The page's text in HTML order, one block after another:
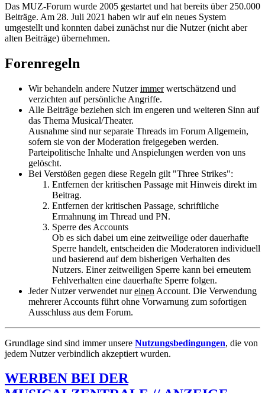
Das MUZ-Forum wurde 2005 gestartet und hat bereits über 250.000
Beiträge. Am 28. Juli 2021 haben wir auf ein neues System
umgestellt und konnten dabei zunächst nur die Nutzer (nicht aber
alten Beiträge) übernehmen.
Forenregeln
Wir behandeln andere Nutzerimmerwertschätzend und
verzichten auf persönliche Angriffe.
Alle Beiträge beziehen sich im engeren und weiteren Sinn auf
das Thema Musical/Theater.
Ausnahme sind nur separate Threads im Forum Allgemein,
sofern sie von der Moderation freigegeben werden.
Parteipolitische Inhalte und Anspielungen werden von uns
gelöscht.
Bei Verstößen gegen diese Regeln gilt "Three Strikes":
Entfernen der kritischen Passage mit Hinweis direkt im
Beitrag.
Entfernen der kritischen Passage, schriftliche
Ermahnung im Thread und PN.
Sperre des Accounts
Ob es sich dabei um eine zeitweilige oder dauerhafte
Sperre handelt, entscheiden die Moderatoren individuell
und basierend auf dem bisherigen Verhalten des
Nutzers. Einer zeitweiligen Sperre kann bei erneutem
Fehlverhalten eine dauerhafte Sperre folgen.
Jeder Nutzer verwendet nureinen Account. Die Verwendung
mehrerer Accounts führt ohne Vorwarnung zum sofortigen
Ausschluss aus dem Forum.
Grundlage sind sind immer unsere Nutzungsbedingungen, die von
jedem Nutzer verbindlich akzeptiert wurden.
WERBEN BEI DER